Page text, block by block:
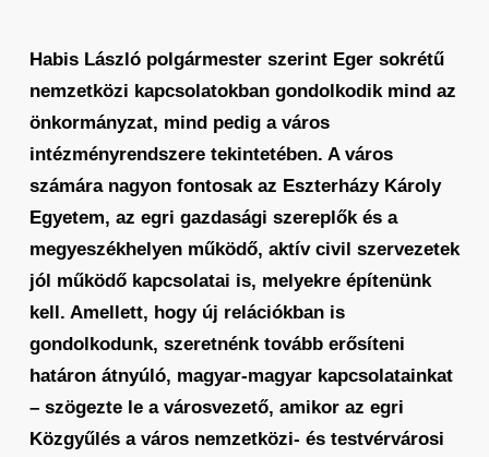
Habis László polgármester szerint Eger sokrétű
nemzetközi kapcsolatokban gondolkodik mind az
önkormányzat, mind pedig a város
intézményrendszere tekintetében. A város
számára nagyon fontosak az Eszterházy Károly
Egyetem, az egri gazdasági szereplők és a
megyeszékhelyen működő, aktív civil szervezetek
jól működő kapcsolatai is, melyekre építenünk
kell. Amellett, hogy új relációkban is
gondolkodunk, szeretnénk tovább erősíteni
határon átnyúló, magyar-magyar kapcsolatainkat
– szögezte le a városvezető, amikor az egri
Közgyűlés a város nemzetközi- és testvérvárosi